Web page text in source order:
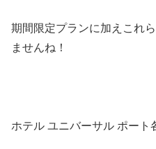
期間限定プランに加えこれ
ませんね！
ホテル ユニバーサル ポー